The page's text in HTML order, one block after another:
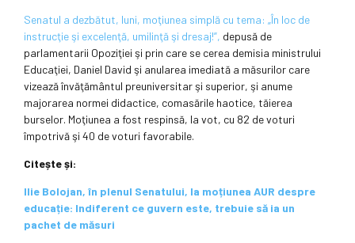
Senatul a dezbătut, luni, moţiunea simplă cu tema: „În loc de
instrucţie şi excelenţă, umilinţă şi dresaj!”, depusă de
parlamentarii Opoziţiei şi prin care se cerea demisia ministrului
Educaţiei, Daniel David şi anularea imediată a măsurilor care
vizează învăţământul preuniversitar şi superior, şi anume
majorarea normei didactice, comasările haotice, tăierea
burselor. Moţiunea a fost respinsă, la vot, cu 82 de voturi
împotrivă şi 40 de voturi favorabile.
Citește și:
Ilie Bolojan, în plenul Senatului, la moțiunea AUR despre
educație: Indiferent ce guvern este, trebuie să ia un
pachet de măsuri